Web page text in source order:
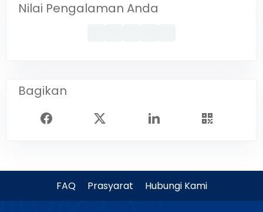
Nilai Pengalaman Anda
Bagikan
FAQ Prasyarat Hubungi Kami